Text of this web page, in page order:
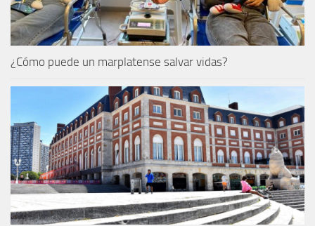
¿Cómo puede un marplatense salvar vidas?